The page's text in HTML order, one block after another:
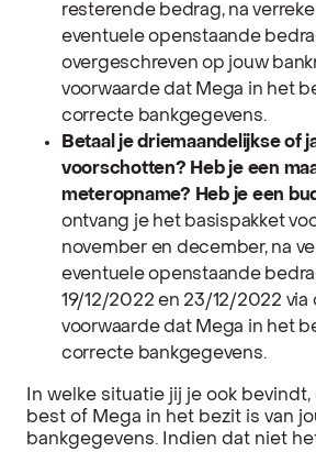
resterende bedrag, na
eventuele openstaande
overgeschreven op jouw
voorwaarde dat Mega in het
correcte bankgegevens.
Betaal je driemaandelijkse of
voorschotten? Heb je een
meteropname? Heb je een
ontvang je het basispakket
november en december, na
eventuele openstaande
19/12/2022 en 23/12/2022 via
voorwaarde dat Mega in het
correcte bankgegevens.
In welke situatie jij je ook
best of Mega in het bezit is van
bankgegevens. Indien dat niet